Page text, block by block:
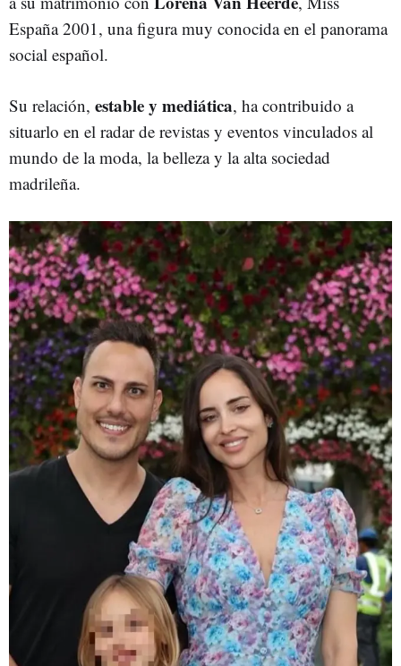
España 2001, una figura muy conocida en el panorama
social español.
Su relación, estable y mediática, ha contribuido a
situarlo en el radar de revistas y eventos vinculados al
mundo de la moda, la belleza y la alta sociedad
madrileña.